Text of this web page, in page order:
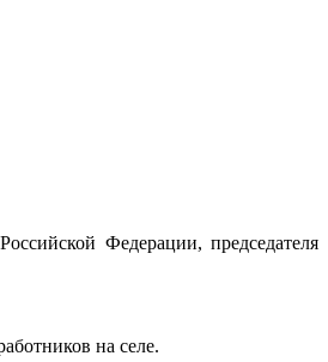
Федерации, председателя
на селе.